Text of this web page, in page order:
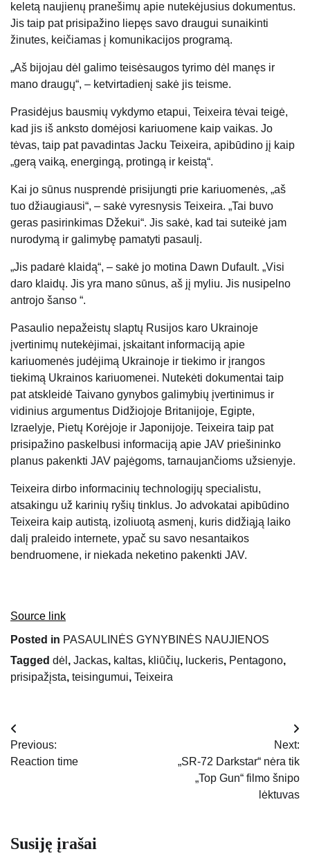
keletą naujienų pranešimų apie nutekėjusius dokumentus.
Jis taip pat prisipažino liepęs savo draugui sunaikinti
žinutes, keičiamas į komunikacijos programą.
„Aš bijojau dėl galimo teisėsaugos tyrimo dėl manęs ir
mano draugų“, – ketvirtadienį sakė jis teisme.
Prasidėjus bausmių vykdymo etapui, Teixeira tėvai teigė,
kad jis iš anksto domėjosi kariuomene kaip vaikas. Jo
tėvas, taip pat pavadintas Jacku Teixeira, apibūdino jį kaip
„gerą vaiką, energingą, protingą ir keistą“.
Kai jo sūnus nusprendė prisijungti prie kariuomenės, „aš
tuo džiaugiausi“, – sakė vyresnysis Teixeira. „Tai buvo
geras pasirinkimas Džekui“. Jis sakė, kad tai suteikė jam
nurodymą ir galimybę pamatyti pasaulį.
„Jis padarė klaidą“, – sakė jo motina Dawn Dufault. „Visi
daro klaidų. Jis yra mano sūnus, aš jį myliu. Jis nusipelno
antrojo šanso “.
Pasaulio nepažeistų slaptų Rusijos karo Ukrainoje
įvertinimų nutekėjimai, įskaitant informaciją apie
kariuomenės judėjimą Ukrainoje ir tiekimo ir įrangos
tiekimą Ukrainos kariuomenei. Nutekėti dokumentai taip
pat atskleidė Taivano gynybos galimybių įvertinimus ir
vidinius argumentus Didžiojoje Britanijoje, Egipte,
Izraelyje, Pietų Korėjoje ir Japonijoje. Teixeira taip pat
prisipažino paskelbusi informaciją apie JAV priešininko
planus pakenkti JAV pajėgoms, tarnaujančioms užsienyje.
Teixeira dirbo informacinių technologijų specialistu,
atsakingu už karinių ryšių tinklus. Jo advokatai apibūdino
Teixeira kaip autistą, izoliuotą asmenį, kuris didžiąją laiko
dalį praleido internete, ypač su savo nesantaikos
bendruomene, ir niekada neketino pakenkti JAV.
Source link
Posted in PASAULINĖS GYNYBINĖS NAUJIENOS
Tagged dėl , Jackas, kaltas, kliūčių, luckeris, Pentagono,
prisipažįsta, teisingumui, Teixeira
Navigacija
tarp
Previous:
Reaction time
Next:
„SR-72 Darkstar“ nėra tik
„Top Gun“ filmo šnipo
lėktuvas
Susiję įrašai